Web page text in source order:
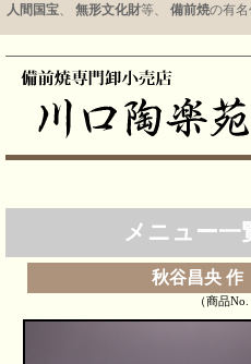
人間国宝、 無形文化財等、 備前焼の有
メニュー一
秋谷昌央 作
（商品No.